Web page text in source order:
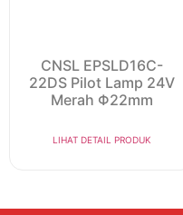
CNSL EPSLD16C-
22DS Pilot Lamp 24V
Merah Φ22mm
LIHAT DETAIL PRODUK